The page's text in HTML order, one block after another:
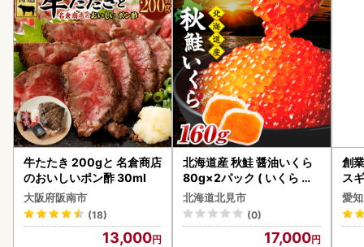
牛たたき 200gと 名倉商店
のおいしいポン酢 30ml
大阪府阪南市
(18)
13,000
北海道産 秋鮭 醤油いくら
80g×2パック ( いくら イ
クラ 魚卵 鮭 サケ さけ 鮭い
くら 醤油漬け パック 北海
道産 ふるさと納税 秋鮭 )【
北海道北見市
(0)
17,000
創
ス
み
惣
ン
愛